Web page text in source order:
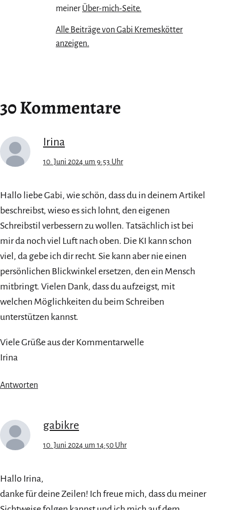
meiner Über-mich-Seite.
Alle Beiträge von Gabi Kremeskötter
anzeigen.
30 Kommentare
Irina
10. Juni 2024 um 9:53 Uhr
Hallo liebe Gabi, wie schön, dass du in deinem Artikel
beschreibst, wieso es sich lohnt, den eigenen
Schreibstil verbessern zu wollen. Tatsächlich ist bei
mir da noch viel Luft nach oben. Die KI kann schon
viel, da gebe ich dir recht. Sie kann aber nie einen
persönlichen Blickwinkel ersetzen, den ein Mensch
mitbringt. Vielen Dank, dass du aufzeigst, mit
welchen Möglichkeiten du beim Schreiben
unterstützen kannst.
Viele Grüße aus der Kommentarwelle
Irina
Antworten
gabikre
10. Juni 2024 um 14:50 Uhr
Hallo Irina,
danke für deine Zeilen! Ich freue mich, dass du meiner